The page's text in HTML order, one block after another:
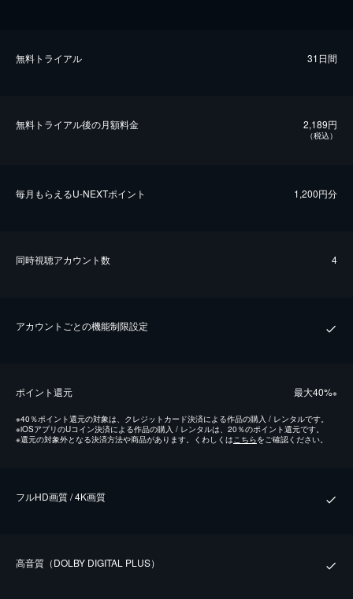
無料トライアル 31日間
無料トライアル後の⽉額料金 2,189円
（税込）
毎⽉もらえるU-NEXTポイント 1,200円分
同時視聴アカウント数 4
アカウントごとの機能制限設定
ポイント還元 最⼤40%※
※40％ポイント還元の対象は、クレジットカード決済による作品の購入 / レンタルです。
※iOSアプリのUコイン決済による作品の購入 / レンタルは、20％のポイント還元です。
※還元の対象外となる決済方法や商品があります。くわしくはこちらをご確認ください。
フルHD画質 / 4K画質
⾼⾳質（DOLBY DIGITAL PLUS）